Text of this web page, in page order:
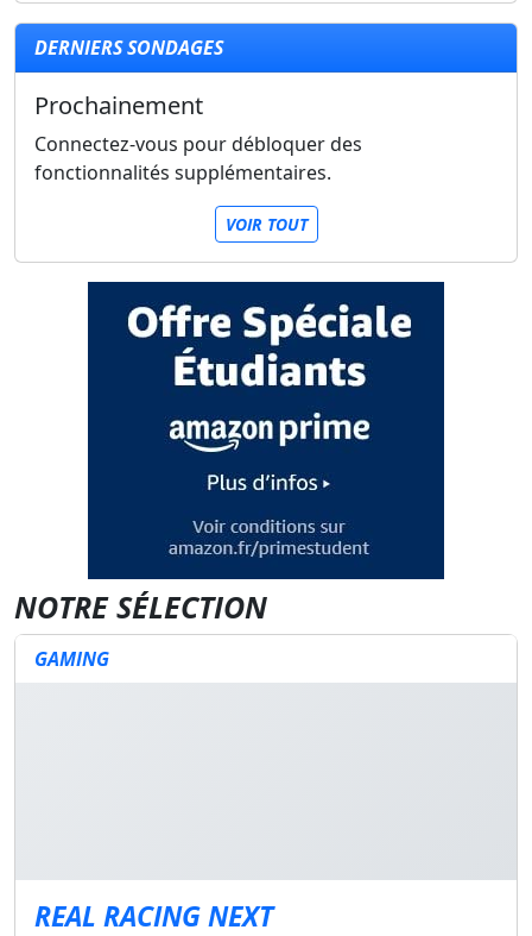
DERNIERS SONDAGES
Prochainement
Connectez-vous pour débloquer des
fonctionnalités supplémentaires.
VOIR TOUT
NOTRE SÉLECTION
GAMING
REAL RACING NEXT